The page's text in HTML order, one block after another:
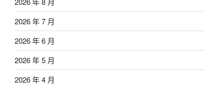
2026 年 7 月
2026 年 6 月
2026 年 5 月
2026 年 4 月